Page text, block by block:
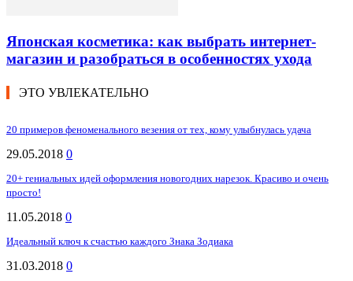
Японская косметика: как выбрать интернет-
магазин и разобраться в особенностях ухода
ЭТО УВЛЕКАТЕЛЬНО
20 примеров феноменального везения от тех, кому улыбнулась удача
29.05.2018 0
20+ гениальных идей оформления новогодних нарезок. Красиво и очень
просто!
11.05.2018 0
Идеальный ключ к счастью каждого Знака Зодиака
31.03.2018 0